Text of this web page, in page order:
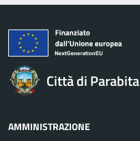
Città di Parabita
AMMINISTRAZIONE